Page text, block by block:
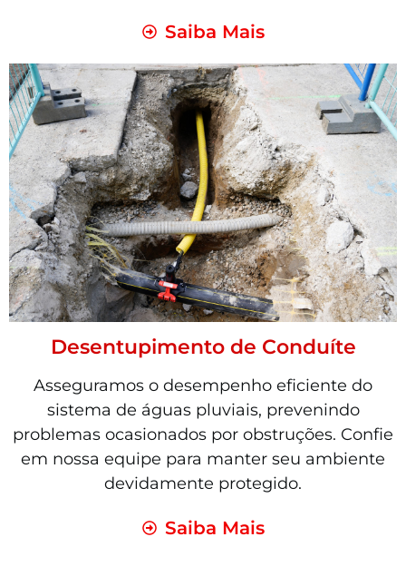
Saiba Mais
Desentupimento de Conduíte
Asseguramos o desempenho eficiente do
sistema de águas pluviais, prevenindo
problemas ocasionados por obstruções. Confie
em nossa equipe para manter seu ambiente
devidamente protegido.
Saiba Mais